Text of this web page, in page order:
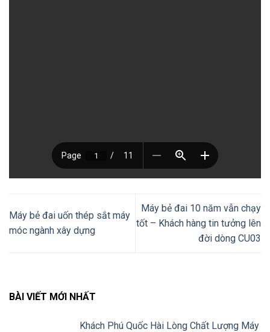
Máy bẻ đai uốn thép sắt máy
móc ngành xây dựng
Máy bẻ đai 10 năm vẫn chạy
tốt – Khách hàng tin tưởng lên
đời dòng CU03
BÀI VIẾT MỚI NHẤT
Khách Phú Quốc Hài Lòng Chất Lượng Máy